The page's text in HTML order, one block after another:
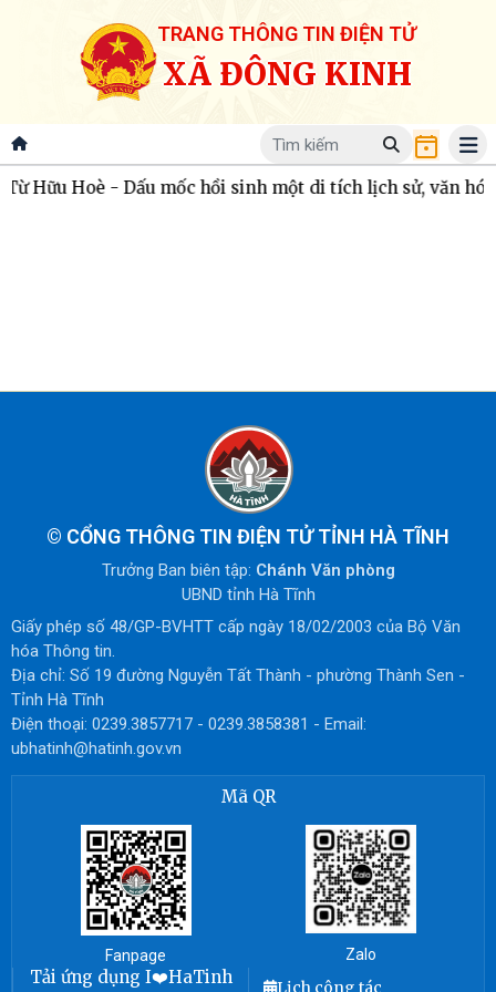
TRANG THÔNG TIN ĐIỆN TỬ
XÃ ĐÔNG KINH
Hữu Hoè - Dấu mốc hồi sinh một di tích lịch sử, văn hóa
© CỔNG THÔNG TIN ĐIỆN TỬ TỈNH HÀ TĨNH
Trưởng Ban biên tập: Chánh Văn phòng
UBND tỉnh Hà Tĩnh
Giấy phép số 48/GP-BVHTT cấp ngày 18/02/2003 của Bộ Văn
hóa Thông tin.
Địa chỉ: Số 19 đường Nguyễn Tất Thành - phường Thành Sen -
Tỉnh Hà Tĩnh
Điện thoại: 0239.3857717 - 0239.3858381 - Email:
ubhatinh@hatinh.gov.vn
Mã QR
Fanpage Zalo
Tải ứng dụng I❤️HaTinh Lịch công tác